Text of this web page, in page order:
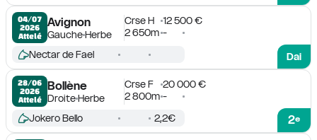
04/07
2026
Attelé
Avignon
GaucheHerbe
Crse H
12 500 €
2 650m -
Dai
Nectar de Fael
28/06
2026
Attelé
Bollène
DroiteHerbe
Crse F
20 000 €
2 800m -
2e
Jokero Bello 2,2€